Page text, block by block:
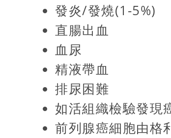
發炎/發燒(1-5%)
直腸出血
血
精液帶血
排尿困難
如活組織檢驗發現
前列腺癌細胞由格